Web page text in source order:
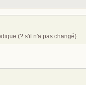
(? s'il n'a pas changé).